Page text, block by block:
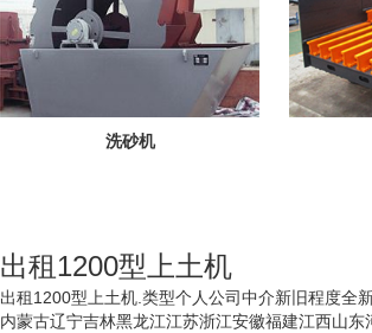
洗砂机
出租1200型上土机
出租1200型上土机.类型个人公司中介新旧程度全
内蒙古辽宁吉林黑龙江江苏浙江安徽福建江西山